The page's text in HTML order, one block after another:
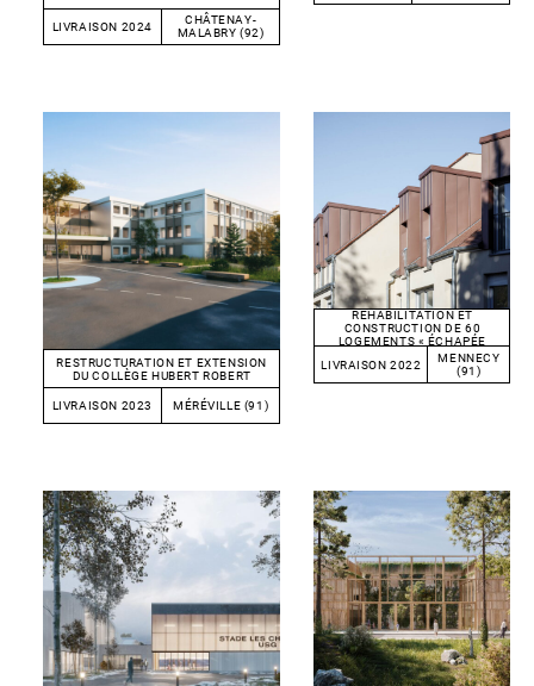
LIVRAISON 2024
CHÂTENAY-
MALABRY (92)
RESTRUCTURATION ET EXTENSION
DU COLLÈGE HUBERT ROBERT
LIVRAISON 2023 MÉRÉVILLE (91)
RÉHABILITATION ET
CONSTRUCTION DE 60
LOGEMENTS « ÉCHAPÉE
LIVRAISON 2022
MENNECY
(91)